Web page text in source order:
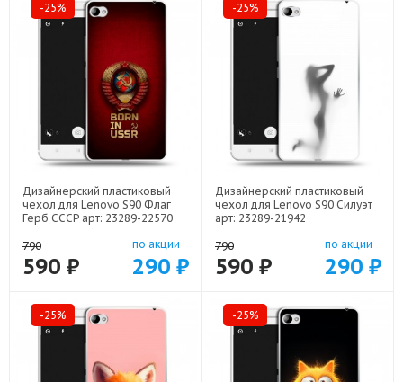
-25%
Дизайнерский пластиковый
чехол для Lenovo S90 Флаг
Герб СССР арт: 23289-22570
790
590 ₽
по акции
290 ₽
-25%
Дизайнерский пластиковый
чехол для Lenovo S90 Силуэт
арт: 23289-21942
790
590 ₽
по акции
290 ₽
-25% -25%